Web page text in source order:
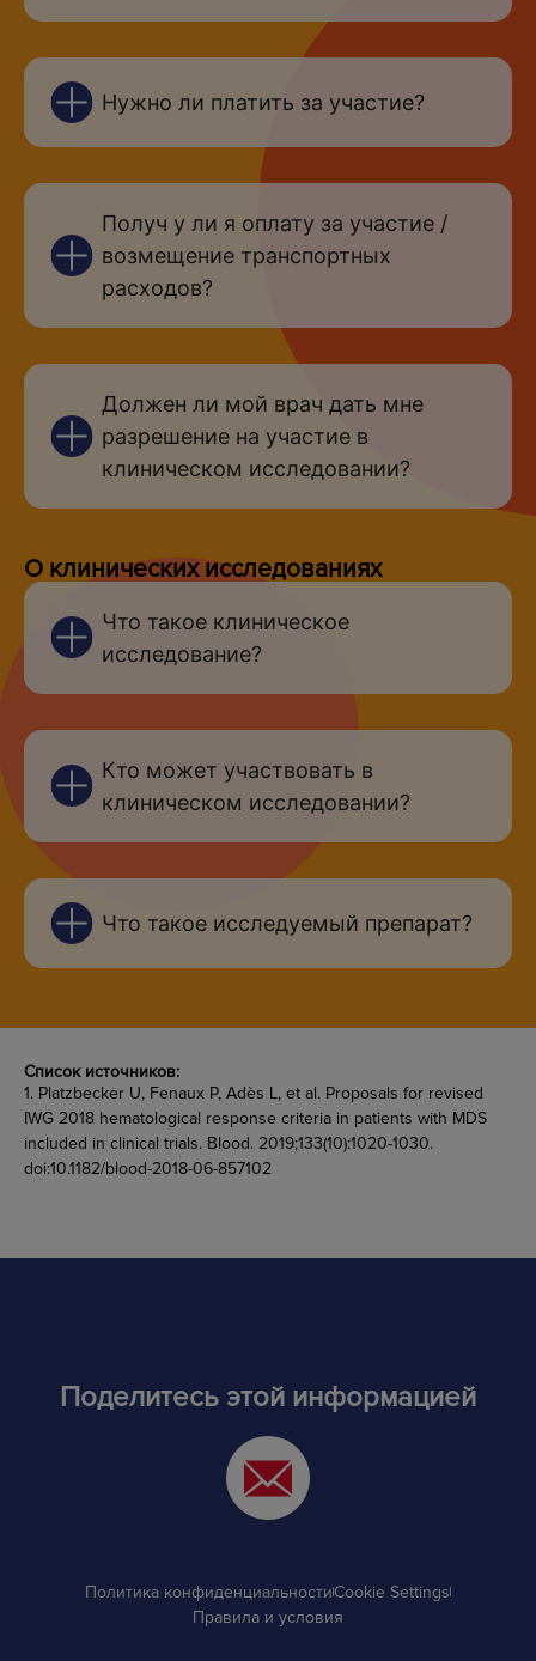
Нужно ли платить за участие?
Получ у ли я оплату за участие /
возмещение транспортных
расходов?
Должен ли мой врач дать мне
разрешение на участие в
клиническом исследовании?
О клинических исследованиях
Что такое клиническое
исследование?
Кто может участвовать в
клиническом исследовании?
Что такое исследуемый препарат?
Список источников:
1. Platzbecker U, Fenaux P, Adès L, et al. Proposals for revised
IWG 2018 hematological response criteria in patients with MDS
included in clinical trials. Blood. 2019;133(10):1020-1030.
doi:10.1182/blood-2018-06-857102
Поделитесь этой информацией
Политика конфиденциальностиCookie Settings
Правила и условия